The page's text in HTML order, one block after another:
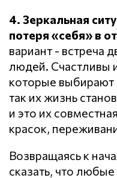
4. Зеркальная
потеря «себя» в
вариант - встреча
людей. Счастливы
которые выбирают
так их жизнь
и это их
красок,
Возвращаясь к
сказать, что